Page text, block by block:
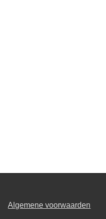
Algemene voorwaarden